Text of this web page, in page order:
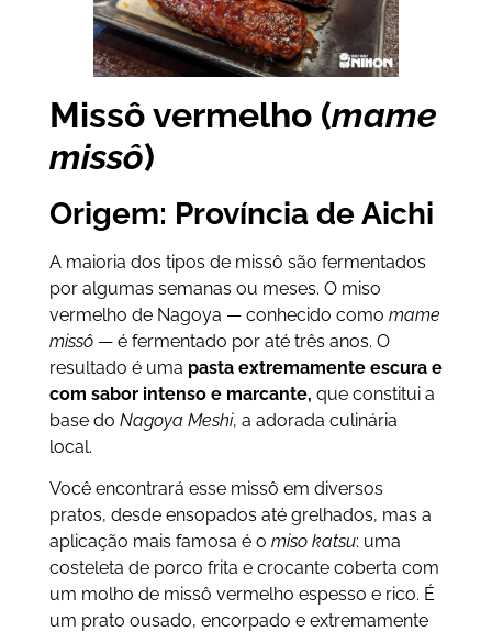
Missô vermelho (mame
missô)
Origem: Província de Aichi
A maioria dos tipos de missô são fermentados
por algumas semanas ou meses. O miso
vermelho de Nagoya — conhecido como mame
missô— é fermentado por até três anos. O
resultado é uma pasta extremamente escura e
com sabor intenso e marcante, que constitui a
base do Nagoya Meshi, a adorada culinária
local.
Você encontrará esse missô em diversos
pratos, desde ensopados até grelhados, mas a
aplicação mais famosa é o miso katsu: uma
costeleta de porco frita e crocante coberta com
um molho de missô vermelho espesso e rico. É
um prato ousado, encorpado e extremamente